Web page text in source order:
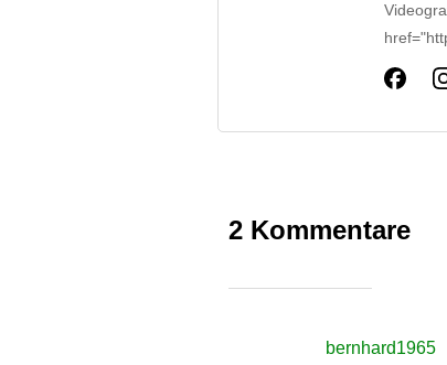
2 Kommentare
bernhard1965